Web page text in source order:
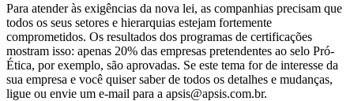
Para atender às exigências da nova lei, as companhias precisam que
todos os seus setores e hierarquias estejam fortemente
comprometidos. Os resultados dos programas de certificações
mostram isso: apenas 20% das empresas pretendentes ao selo Pró-
Ética, por exemplo, são aprovadas. Se este tema for de interesse da
sua empresa e você quiser saber de todos os detalhes e mudanças,
ligue ou envie um e-mail para a apsis@apsis.com.br.